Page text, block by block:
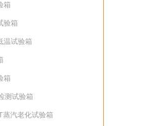
箱
验箱
温试验箱
箱
测试验箱
蒸汽老化试验箱